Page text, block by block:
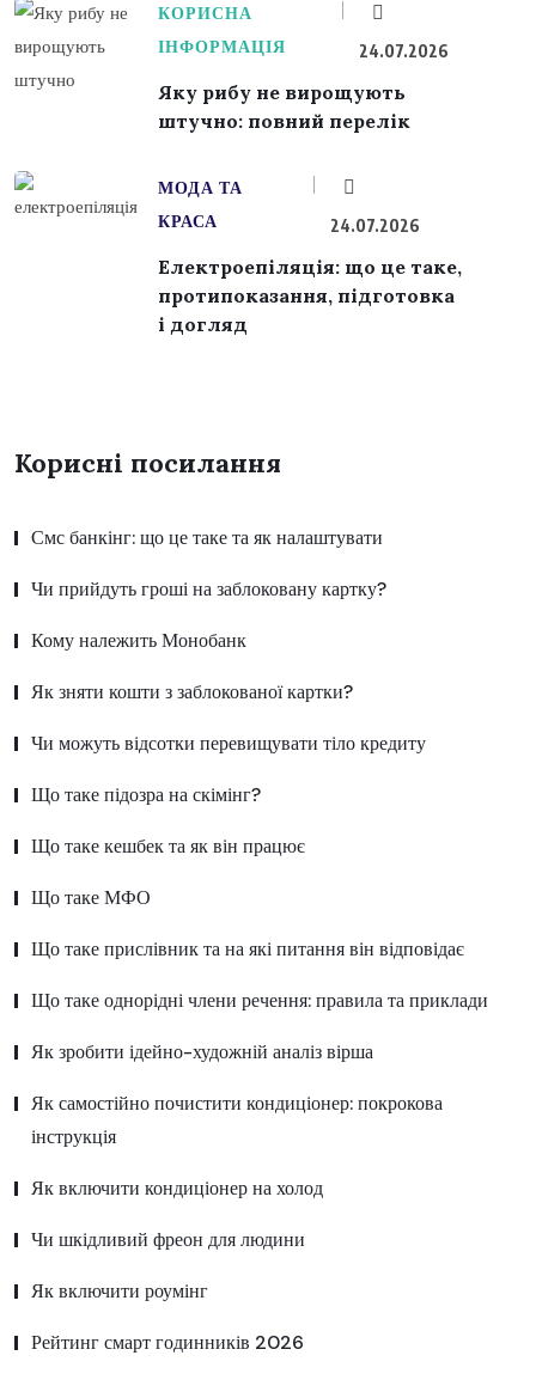
КОРИСНА
ІНФОРМАЦІЯ
24.07.2026
Яку рибу не вирощують
штучно: повний перелік
МОДА ТА
КРАСА
24.07.2026
Електроепіляція: що це таке,
протипоказання, підготовка
і догляд
Корисні посилання
Смс банкінг: що це таке та як налаштувати
Чи прийдуть гроші на заблоковану картку?
Кому належить Монобанк
Як зняти кошти з заблокованої картки?
Чи можуть відсотки перевищувати тіло кредиту
Що таке підозра на скімінг?
Що таке кешбек та як він працює
Що таке МФО
Що таке прислівник та на які питання він відповідає
Що таке однорідні члени речення: правила та приклади
Як зробити ідейно-художній аналіз вірша
Як самостійно почистити кондиціонер: покрокова
інструкція
Як включити кондиціонер на холод
Чи шкідливий фреон для людини
Як включити роумінг
Рейтинг смарт годинників 2026